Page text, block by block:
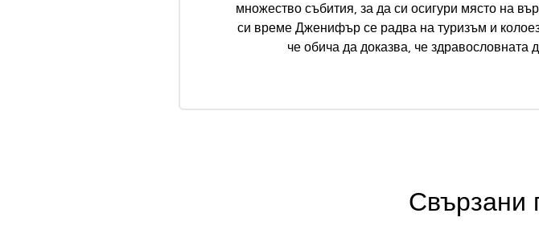
множество събития, за да си осигури място на
си време Дженифър се радва на туризъм и
че обича да доказва, че здравословната
Свързани